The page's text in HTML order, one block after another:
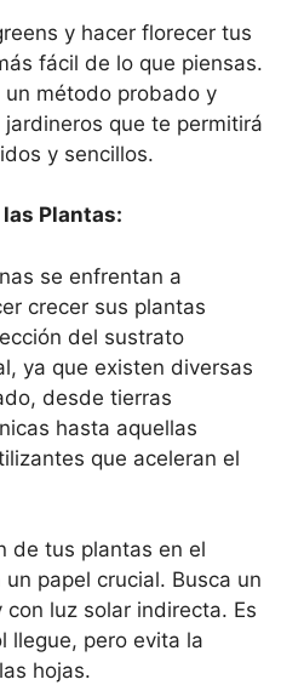
y hacer florecer tus
fácil de lo que piensas.
método probado y
que te permitirá
y sencillos.
Plantas:
se enfrentan a
crecer sus plantas
del sustrato
ya que existen diversas
desde tierras
hasta aquellas
que aceleran el
de tus plantas en el
papel crucial. Busca un
luz solar indirecta. Es
llegue, pero evita la
hojas.